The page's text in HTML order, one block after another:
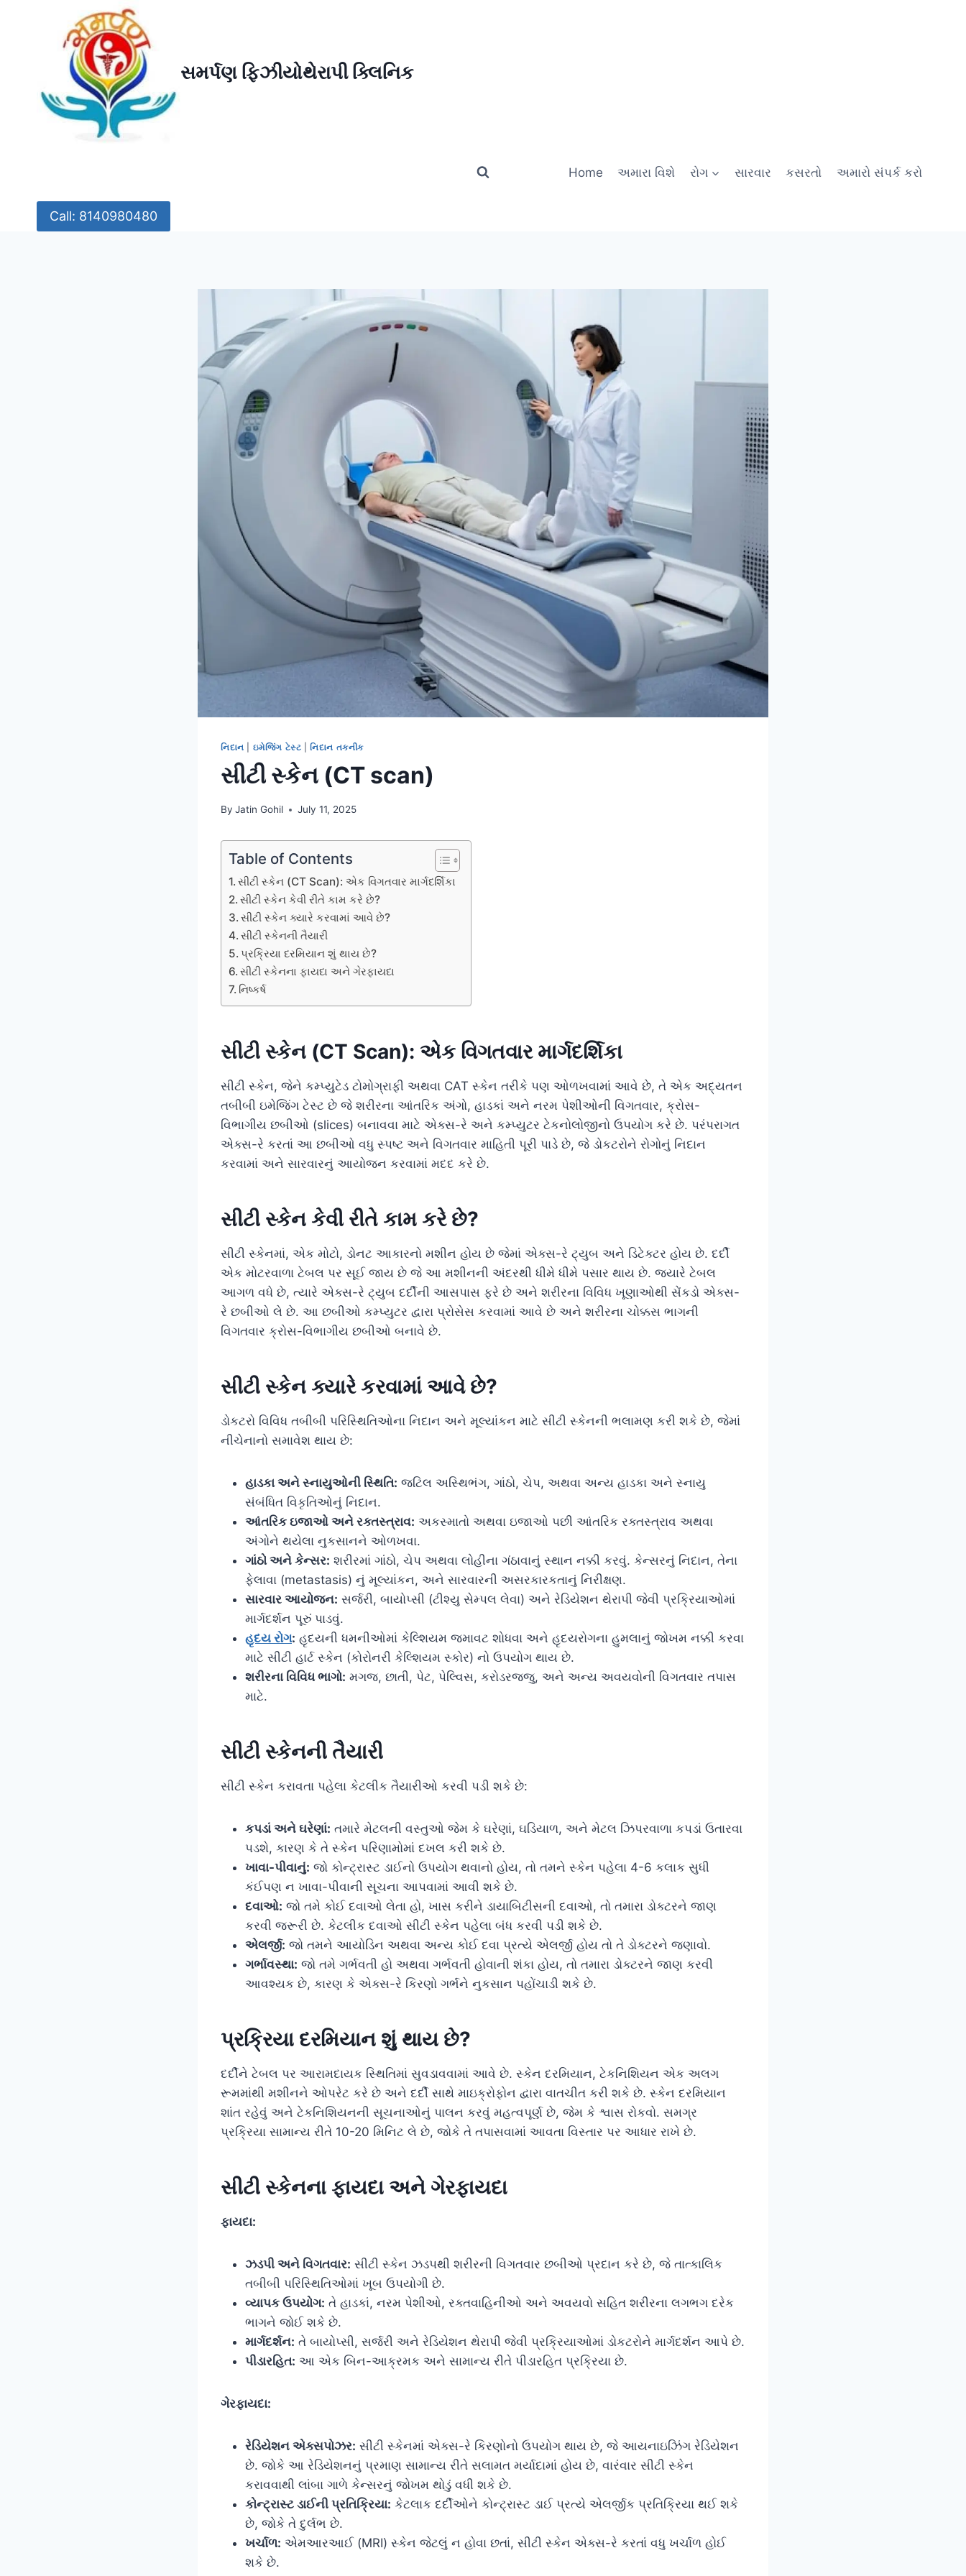
સમર્પણ ફિઝીયોથેરાપી ક્લિનિક
Home અમારા વિશે રોગ સારવાર કસરતો અમારો સંપર્ક કરો
Call: 8140980480
નિદાન ઇમેજિંગ ટેસ્ટ |નિદાન તકનીક
સીટી સ્કેન (CT scan)
By Jatin Gohil July 11, 2025
Table of Contents
સીટી સ્કેન (CT Scan): એક વિગતવાર માર્ગદર્શિકા
સીટી સ્કેન કેવી રીતે કામ કરે છે?
સીટી સ્કેન ક્યારે કરવામાં આવે છે?
સીટી સ્કેનની તૈયારી
પ્રક્રિયા દરમિયાન શું થાય છે?
સીટી સ્કેનના ફાયદા અને ગેરફાયદા
નિષ્કર્ષ
સીટી સ્કેન (CT Scan): એક વિગતવાર માર્ગદર્શિકા
સીટી સ્કેન, જેને કમ્પ્યુટેડ ટોમોગ્રાફી અથવા CAT સ્કેન તરીકે પણ ઓળખવામાં આવે છે, તે એક અદ્યતન
તબીબી ઇમેજિંગ ટેસ્ટ છે જે શરીરના આંતરિક અંગો, હાડકાં અને નરમ પેશીઓની વિગતવાર, ક્રોસ-
વિભાગીય છબીઓ (slices) બનાવવા માટે એક્સ-રે અને કમ્પ્યુટર ટેકનોલોજીનો ઉપયોગ કરે છે. પરંપરાગત
એક્સ-રે કરતાં આ છબીઓ વધુ સ્પષ્ટ અને વિગતવાર માહિતી પૂરી પાડે છે, જે ડોકટરોને રોગોનું નિદાન
કરવામાં અને સારવારનું આયોજન કરવામાં મદદ કરે છે.
સીટી સ્કેન કેવી રીતે કામ કરે છે?
સીટી સ્કેનમાં, એક મોટો, ડોનટ આકારનો મશીન હોય છે જેમાં એક્સ-રે ટ્યુબ અને ડિટેક્ટર હોય છે. દર્દી
એક મોટરવાળા ટેબલ પર સૂઈ જાય છે જે આ મશીનની અંદરથી ધીમે ધીમે પસાર થાય છે. જ્યારે ટેબલ
આગળ વધે છે, ત્યારે એક્સ-રે ટ્યુબ દર્દીની આસપાસ ફરે છે અને શરીરના વિવિધ ખૂણાઓથી સેંકડો એક્સ-
રે છબીઓ લે છે. આ છબીઓ કમ્પ્યુટર દ્વારા પ્રોસેસ કરવામાં આવે છે અને શરીરના ચોક્કસ ભાગની
વિગતવાર ક્રોસ-વિભાગીય છબીઓ બનાવે છે.
સીટી સ્કેન ક્યારે કરવામાં આવે છે?
ડોકટરો વિવિધ તબીબી પરિસ્થિતિઓના નિદાન અને મૂલ્યાંકન માટે સીટી સ્કેનની ભલામણ કરી શકે છે, જેમાં
નીચેનાનો સમાવેશ થાય છે:
હાડકા અને સ્નાયુઓની સ્થિતિ: જટિલ અસ્થિભંગ, ગાંઠો, ચેપ, અથવા અન્ય હાડકા અને સ્નાયુ
સંબંધિત વિકૃતિઓનું નિદાન.
આંતરિક ઇજાઓ અને રક્તસ્ત્રાવ: અકસ્માતો અથવા ઇજાઓ પછી આંતરિક રક્તસ્ત્રાવ અથવા
અંગોને થયેલા નુકસાનને ઓળખવા.
ગાંઠો અને કેન્સર: શરીરમાં ગાંઠો, ચેપ અથવા લોહીના ગંઠાવાનું સ્થાન નક્કી કરવું. કેન્સરનું નિદાન, તેના
ફેલાવા (metastasis) નું મૂલ્યાંકન, અને સારવારની અસરકારકતાનું નિરીક્ષણ.
સારવાર આયોજન: સર્જરી, બાયોપ્સી (ટીશ્યુ સેમ્પલ લેવા) અને રેડિયેશન થેરાપી જેવી પ્રક્રિયાઓમાં
માર્ગદર્શન પૂરું પાડવું.
હૃદય રોગ: હૃદયની ધમનીઓમાં કેલ્શિયમ જમાવટ શોધવા અને હૃદયરોગના હુમલાનું જોખમ નક્કી કરવા
માટે સીટી હાર્ટ સ્કેન (કોરોનરી કેલ્શિયમ સ્કોર) નો ઉપયોગ થાય છે.
શરીરના વિવિધ ભાગો: મગજ, છાતી, પેટ, પેલ્વિસ, કરોડરજ્જુ, અને અન્ય અવયવોની વિગતવાર તપાસ
માટે.
સીટી સ્કેનની તૈયારી
સીટી સ્કેન કરાવતા પહેલા કેટલીક તૈયારીઓ કરવી પડી શકે છે:
કપડાં અને ઘરેણાં: તમારે મેટલની વસ્તુઓ જેમ કે ઘરેણાં, ઘડિયાળ, અને મેટલ ઝિપરવાળા કપડાં ઉતારવા
પડશે, કારણ કે તે સ્કેન પરિણામોમાં દખલ કરી શકે છે.
ખાવા-પીવાનું: જો કોન્ટ્રાસ્ટ ડાઈનો ઉપયોગ થવાનો હોય, તો તમને સ્કેન પહેલા 4-6 કલાક સુધી
કંઈપણ ન ખાવા-પીવાની સૂચના આપવામાં આવી શકે છે.
દવાઓ: જો તમે કોઈ દવાઓ લેતા હો, ખાસ કરીને ડાયાબિટીસની દવાઓ, તો તમારા ડોક્ટરને જાણ
કરવી જરૂરી છે. કેટલીક દવાઓ સીટી સ્કેન પહેલા બંધ કરવી પડી શકે છે.
એલર્જી: જો તમને આયોડિન અથવા અન્ય કોઈ દવા પ્રત્યે એલર્જી હોય તો તે ડોક્ટરને જણાવો.
ગર્ભાવસ્થા: જો તમે ગર્ભવતી હો અથવા ગર્ભવતી હોવાની શંકા હોય, તો તમારા ડોક્ટરને જાણ કરવી
આવશ્યક છે, કારણ કે એક્સ-રે કિરણો ગર્ભને નુકસાન પહોંચાડી શકે છે.
પ્રક્રિયા દરમિયાન શું થાય છે?
દર્દીને ટેબલ પર આરામદાયક સ્થિતિમાં સુવડાવવામાં આવે છે. સ્કેન દરમિયાન, ટેકનિશિયન એક અલગ
રૂમમાંથી મશીનને ઓપરેટ કરે છે અને દર્દી સાથે માઇક્રોફોન દ્વારા વાતચીત કરી શકે છે. સ્કેન દરમિયાન
શાંત રહેવું અને ટેકનિશિયનની સૂચનાઓનું પાલન કરવું મહત્વપૂર્ણ છે, જેમ કે શ્વાસ રોકવો. સમગ્ર
પ્રક્રિયા સામાન્ય રીતે 10-20 મિનિટ લે છે, જોકે તે તપાસવામાં આવતા વિસ્તાર પર આધાર રાખે છે.
સીટી સ્કેનના ફાયદા અને ગેરફાયદા
ફાયદા:
ઝડપી અને વિગતવાર: સીટી સ્કેન ઝડપથી શરીરની વિગતવાર છબીઓ પ્રદાન કરે છે, જે તાત્કાલિક
તબીબી પરિસ્થિતિઓમાં ખૂબ ઉપયોગી છે.
વ્યાપક ઉપયોગ: તે હાડકાં, નરમ પેશીઓ, રક્તવાહિનીઓ અને અવયવો સહિત શરીરના લગભગ દરેક
ભાગને જોઈ શકે છે.
માર્ગદર્શન: તે બાયોપ્સી, સર્જરી અને રેડિયેશન થેરાપી જેવી પ્રક્રિયાઓમાં ડોકટરોને માર્ગદર્શન આપે છે.
પીડારહિત: આ એક બિન-આક્રમક અને સામાન્ય રીતે પીડારહિત પ્રક્રિયા છે.
ગેરફાયદા:
રેડિયેશન એક્સપોઝર: સીટી સ્કેનમાં એક્સ-રે કિરણોનો ઉપયોગ થાય છે, જે આયનાઇઝિંગ રેડિયેશન
છે. જોકે આ રેડિયેશનનું પ્રમાણ સામાન્ય રીતે સલામત મર્યાદામાં હોય છે, વારંવાર સીટી સ્કેન
કરાવવાથી લાંબા ગાળે કેન્સરનું જોખમ થોડું વધી શકે છે.
કોન્ટ્રાસ્ટ ડાઈની પ્રતિક્રિયા: કેટલાક દર્દીઓને કોન્ટ્રાસ્ટ ડાઈ પ્રત્યે એલર્જીક પ્રતિક્રિયા થઈ શકે
છે, જોકે તે દુર્લભ છે.
ખર્ચાળ: એમઆરઆઈ (MRI) સ્કેન જેટલું ન હોવા છતાં, સીટી સ્કેન એક્સ-રે કરતાં વધુ ખર્ચાળ હોઈ
શકે છે.